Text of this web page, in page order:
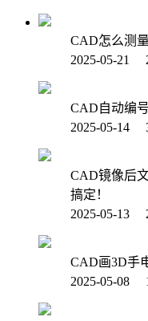
CAD怎么测
2025-05-21
CAD自动编
2025-05-14
CAD镜像后
搞定！
2025-05-13
CAD画3D手
2025-05-08